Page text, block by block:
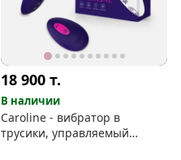
18 900т.
В наличии
Caroline - вибратор в
трусики, управляемый